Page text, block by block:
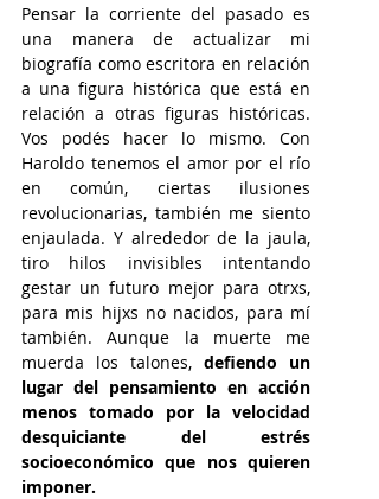
Pensar la corriente del pasado es
una manera de actualizar mi
biografía como escritora en relación
a una figura histórica que está en
relación a otras figuras históricas.
Vos podés hacer lo mismo. Con
Haroldo tenemos el amor por el río
en común, ciertas ilusiones
revolucionarias, también me siento
enjaulada. Y alrededor de la jaula,
tiro hilos invisibles intentando
gestar un futuro mejor para otrxs,
para mis hijxs no nacidos, para mí
también. Aunque la muerte me
muerda los talones, defiendo un
lugar del pensamiento en acción
menos tomado por la velocidad
desquiciante del estrés
socioeconómico que nos quieren
imponer.